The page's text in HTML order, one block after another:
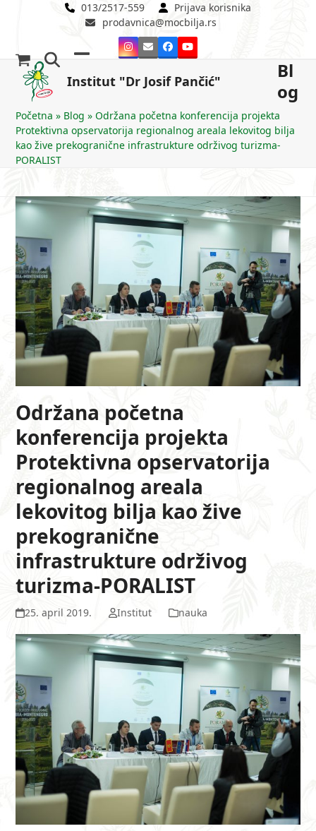
013/2517-559
Prijava korisnika
prodavnica@mocbilja.rs
Instagram
EmailFacebookYouTube
Institut "Dr Josif Pančić"
mobile
menu
mobile
menu
Bl
og
Početna » Blog »Održana početna konferencija projekta
Protektivna opservatorija regionalnog areala lekovitog bilja
kao žive prekogranične infrastrukture održivog turizma-
PORALIST
Održana početna
konferencija projekta
Protektivna opservatorija
regionalnog areala
lekovitog bilja kao žive
prekogranične
infrastrukture održivog
turizma-PORALIST
25. april 2019. Institut nauka